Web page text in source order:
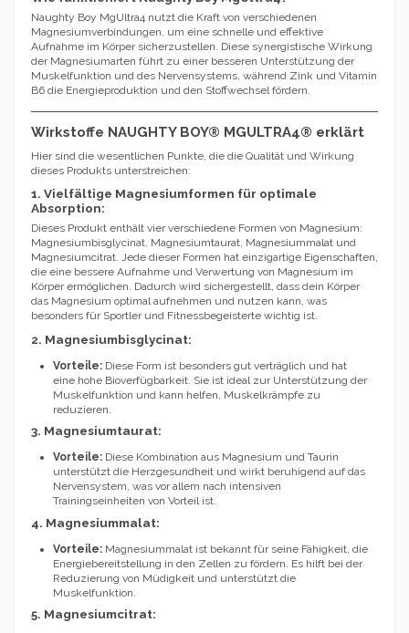
Naughty Boy MgUltra4 nutzt die Kraft von verschiedenen
Magnesiumverbindungen, um eine schnelle und effektive
Aufnahme im Körper sicherzustellen. Diese synergistische Wirkung
der Magnesiumarten führt zu einer besseren Unterstützung der
Muskelfunktion und des Nervensystems, während Zink und Vitamin
B6 die Energieproduktion und den Stoffwechsel fördern.
Wirkstoffe NAUGHTY BOY® MGULTRA4® erklärt
Hier sind die wesentlichen Punkte, die die Qualität und Wirkung
dieses Produkts unterstreichen:
1. Vielfältige Magnesiumformen für optimale
Absorption:
Dieses Produkt enthält vier verschiedene Formen von Magnesium:
Magnesiumbisglycinat, Magnesiumtaurat, Magnesiummalat und
Magnesiumcitrat. Jede dieser Formen hat einzigartige Eigenschaften,
die eine bessere Aufnahme und Verwertung von Magnesium im
Körper ermöglichen. Dadurch wird sichergestellt, dass dein Körper
das Magnesium optimal aufnehmen und nutzen kann, was
besonders für Sportler und Fitnessbegeisterte wichtig ist.
2. Magnesiumbisglycinat:
Vorteile: Diese Form ist besonders gut verträglich und hat
eine hohe Bioverfügbarkeit. Sie ist ideal zur Unterstützung der
Muskelfunktion und kann helfen, Muskelkrämpfe zu
reduzieren.
3. Magnesiumtaurat:
Vorteile: Diese Kombination aus Magnesium und Taurin
unterstützt die Herzgesundheit und wirkt beruhigend auf das
Nervensystem, was vor allem nach intensiven
Trainingseinheiten von Vorteil ist.
4. Magnesiummalat:
Vorteile: Magnesiummalat ist bekannt für seine Fähigkeit, die
Energiebereitstellung in den Zellen zu fördern. Es hilft bei der
Reduzierung von Müdigkeit und unterstützt die
Muskelfunktion.
5. Magnesiumcitrat: